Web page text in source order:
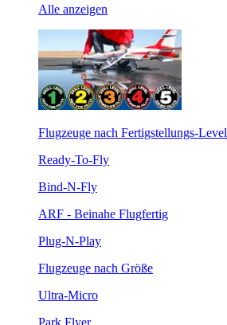
Alle anzeigen
Flugzeuge nach Fertigstellungs-Level
Ready-To-Fly
Bind-N-Fly
ARF - Beinahe Flugfertig
Plug-N-Play
Flugzeuge nach Größe
Ultra-Micro
Park Flyer